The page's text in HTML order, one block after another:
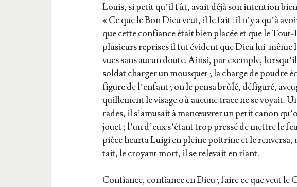
Louis, si petit qu’il fût, avait déjà son inten­tion
« Ce que le Bon Dieu veut, il le fait : il n’y a qu’à
que cette confiance était bien pla­cée et que le
plu­sieurs reprises il fut évident que Dieu lui-même
vues sans aucun doute. Ain­si, par exemple,
sol­dat char­ger un mous­quet ; la charge de poudre
figure de l’en­fant ; on le pen­sa brû­lé, défi­gu­ré,
quille­ment le visage où aucune trace ne se voyait.
rades, il s’a­mu­sait à manœu­vrer un petit canon
jouet ; l’un d’eux s’é­tant trop pres­sé de mettre le
pièce heur­ta Lui­gi en pleine poi­trine et le
tait, le croyant mort, il se rele­vait en riant.
Confiance, confiance en Dieu ; faire ce que veut le